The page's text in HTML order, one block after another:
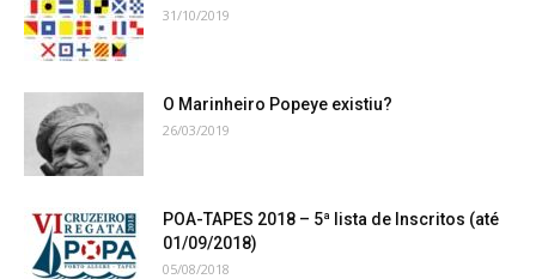
31/10/2019
O Marinheiro Popeye existiu?
26/03/2019
POA-TAPES 2018 – 5ª lista de Inscritos (até
01/09/2018)
05/08/2018